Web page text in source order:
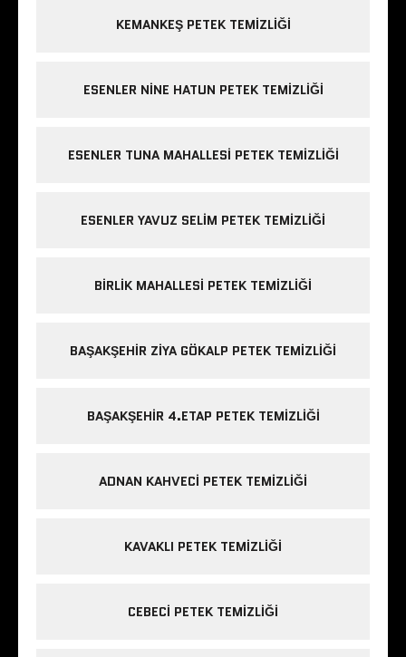
KEMANKEŞ PETEK TEMIZLIĞI
ESENLER NINE HATUN PETEK TEMIZLIĞI
ESENLER TUNA MAHALLESI PETEK TEMIZLIĞI
ESENLER YAVUZ SELIM PETEK TEMIZLIĞI
BIRLIK MAHALLESI PETEK TEMIZLIĞI
BAŞAKŞEHIR ZIYA GÖKALP PETEK TEMIZLIĞI
BAŞAKŞEHIR 4.ETAP PETEK TEMIZLIĞI
ADNAN KAHVECI PETEK TEMIZLIĞI
KAVAKLI PETEK TEMIZLIĞI
CEBECI PETEK TEMIZLIĞI